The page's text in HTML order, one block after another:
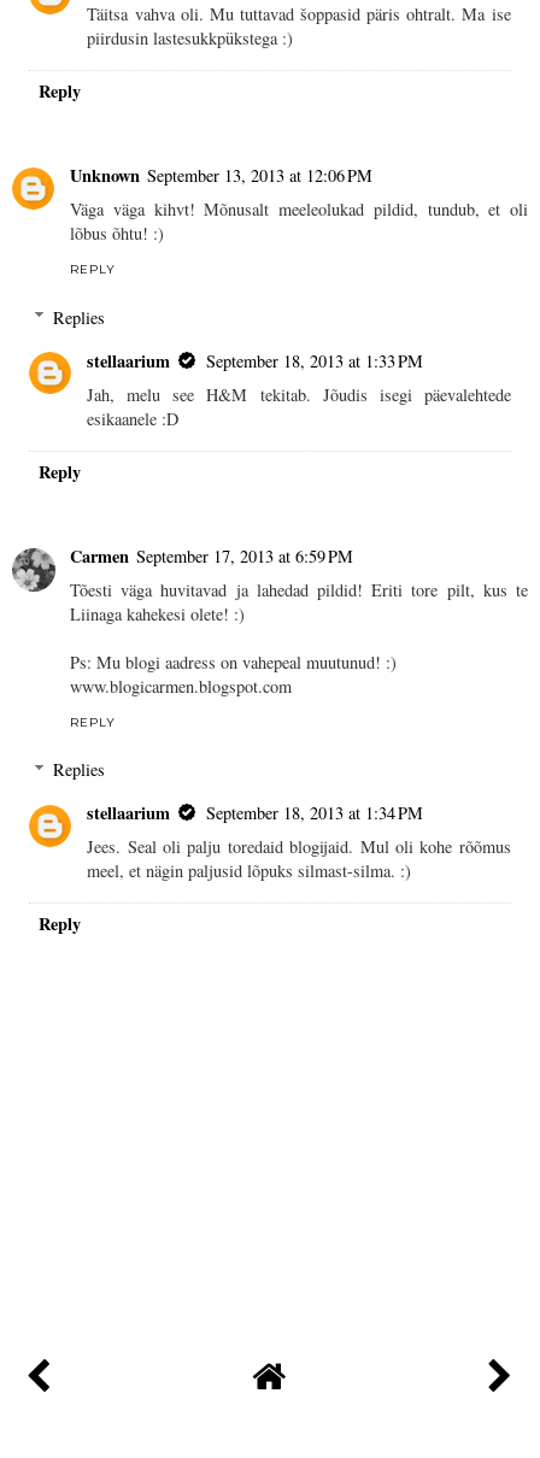
Täitsa vahva oli. Mu tuttavad šoppasid päris ohtralt. Ma ise
piirdusin lastesukkpükstega :)
Reply
Unknown September 13, 2013 at 12:06 PM
Väga väga kihvt! Mõnusalt meeleolukad pildid, tundub, et oli
lõbus õhtu! :)
REPLY
Replies
stellaarium
September 18, 2013 at 1:33 PM
Jah, melu see H&M tekitab. Jõudis isegi päevalehtede
esikaanele :D
Reply
Carmen September 17, 2013 at 6:59 PM
Tõesti väga huvitavad ja lahedad pildid! Eriti tore pilt, kus te
Liinaga kahekesi olete! :)
Ps: Mu blogi aadress on vahepeal muutunud! :)
www.blogicarmen.blogspot.com
REPLY
Replies
stellaarium
September 18, 2013 at 1:34 PM
Jees. Seal oli palju toredaid blogijaid. Mul oli kohe rõõmus
meel, et nägin paljusid lõpuks silmast-silma. :)
Reply